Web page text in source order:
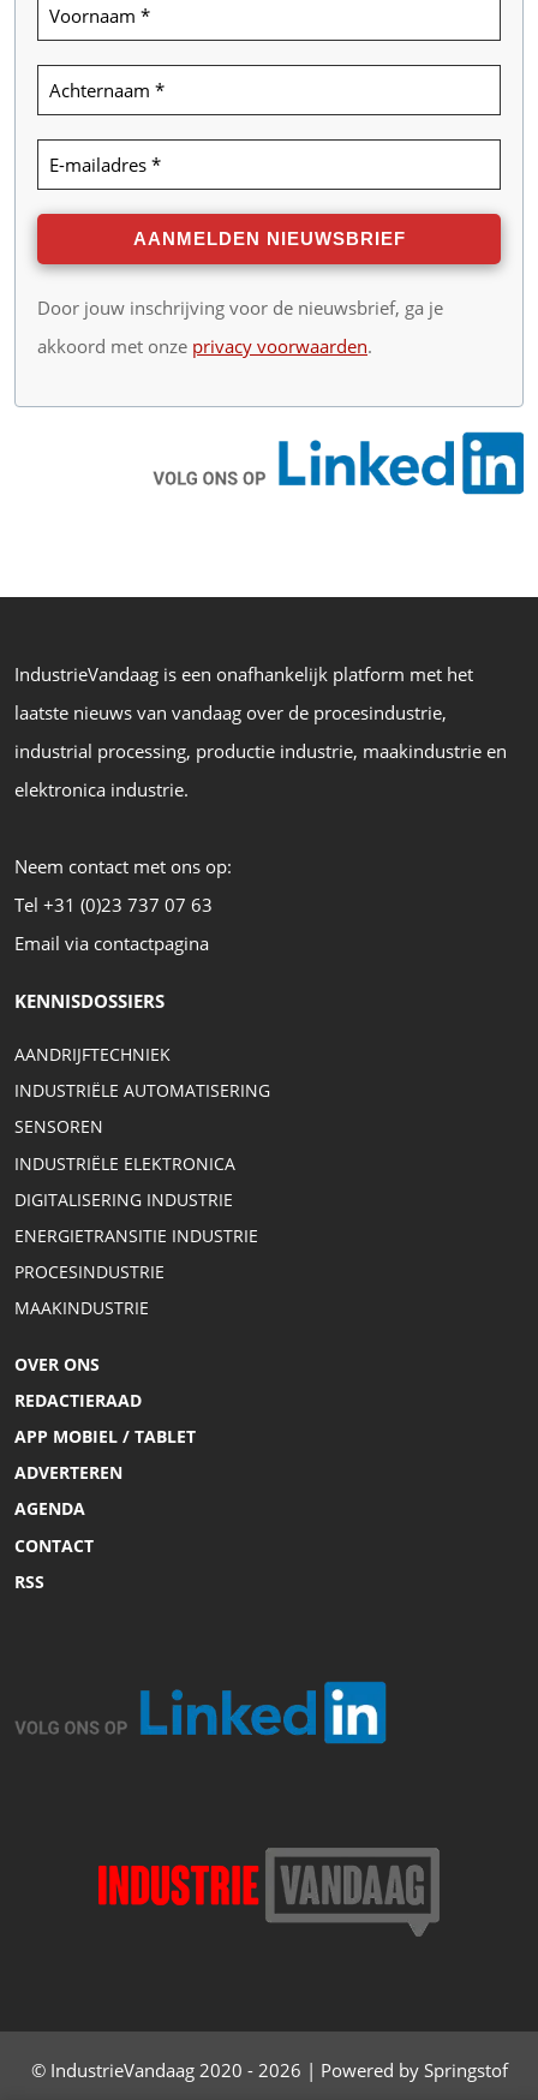
Door jouw inschrijving voor de nieuwsbrief, ga je
akkoord met onze privacy voorwaarden.
IndustrieVandaag is een onafhankelijk platform met het
laatste nieuws van vandaag over de procesindustrie,
industrial processing, productie industrie, maakindustrie en
elektronica industrie.
Neem contact met ons op:
Tel +31 (0)23 737 07 63
Email via contactpagina
KENNISDOSSIERS
AANDRIJFTECHNIEK
INDUSTRIËLE AUTOMATISERING
SENSOREN
INDUSTRIËLE ELEKTRONICA
DIGITALISERING INDUSTRIE
ENERGIETRANSITIE INDUSTRIE
PROCESINDUSTRIE
MAAKINDUSTRIE
OVER ONS
REDACTIERAAD
APP MOBIEL / TABLET
ADVERTEREN
AGENDA
CONTACT
RSS
© IndustrieVandaag 2020 - 2026 | Powered by Springstof